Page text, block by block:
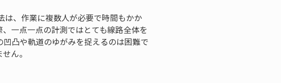
、作業に複数人が必要で時間もかか
一点一点の計測ではとても線路全体を
凸や軌道のゆがみを捉えるのは困難で
ん。